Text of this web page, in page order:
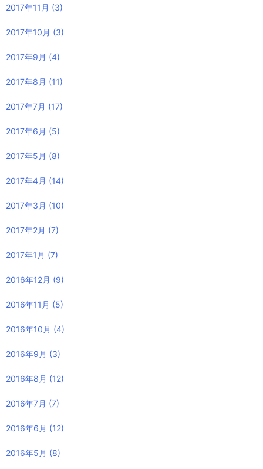
2017年11月 (3)
2017年10月 (3)
2017年9月 (4)
2017年8月 (11)
2017年7月 (17)
2017年6月 (5)
2017年5月 (8)
2017年4月 (14)
2017年3月 (10)
2017年2月 (7)
2017年1月 (7)
2016年12月 (9)
2016年11月 (5)
2016年10月 (4)
2016年9月 (3)
2016年8月 (12)
2016年7月 (7)
2016年6月 (12)
2016年5月 (8)